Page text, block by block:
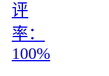
评
率：
100%